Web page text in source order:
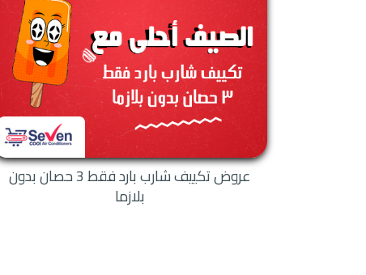
عروض تكييف شارب بارد فقط 3 حصان بدون
بلازما